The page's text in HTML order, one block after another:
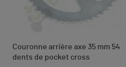
Couronne arrière axe 35 mm 54
dents de pocket cross